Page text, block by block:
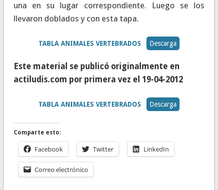
una en su lugar correspondiente. Luego se los
llevaron doblados y con esta tapa.
TABLA ANIMALES VERTEBRADOS Descarga
Este material se publicó originalmente en
actiludis.com por primera vez el 19-04-2012
TABLA ANIMALES VERTEBRADOS Descarga
Comparte esto:
Facebook Twitter LinkedIn
Correo electrónico